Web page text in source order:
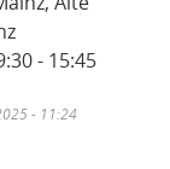
- 15:45
- 11:24